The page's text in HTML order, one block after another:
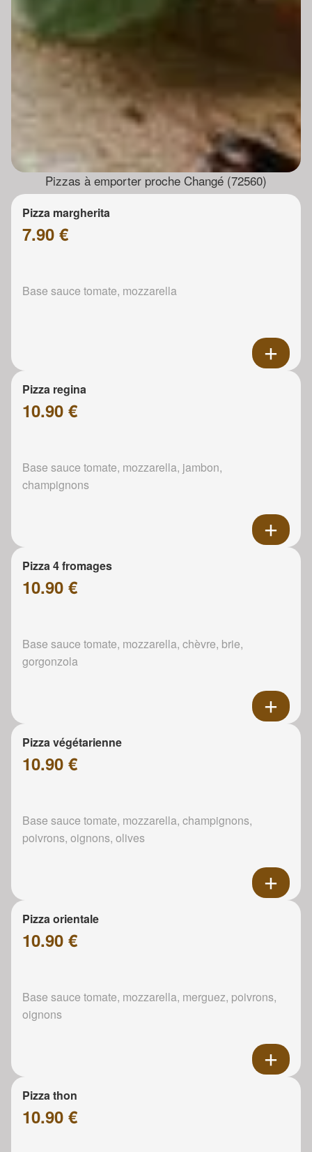
Pizzas à emporter proche Changé (72560)
Pizza margherita
7.90 €
Base sauce tomate, mozzarella
Pizza regina
10.90 €
Base sauce tomate, mozzarella, jambon,
champignons
Pizza 4 fromages
10.90 €
Base sauce tomate, mozzarella, chèvre, brie,
gorgonzola
Pizza végétarienne
10.90 €
Base sauce tomate, mozzarella, champignons,
poivrons, oignons, olives
Pizza orientale
10.90 €
Base sauce tomate, mozzarella, merguez, poivrons,
oignons
Pizza thon
10.90 €